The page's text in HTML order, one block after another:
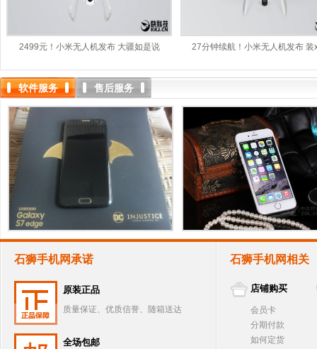
2499元！小米无人机发布 大疆如是说 27分钟续航！小米无人机发布 装
软件服务 售后服务
石狮手机网承诺
原装正品
质量保证、优质信誉、随箱送达
全场包邮
石狮手机网相关
店铺购买
会员卡
分期付款
如何定货